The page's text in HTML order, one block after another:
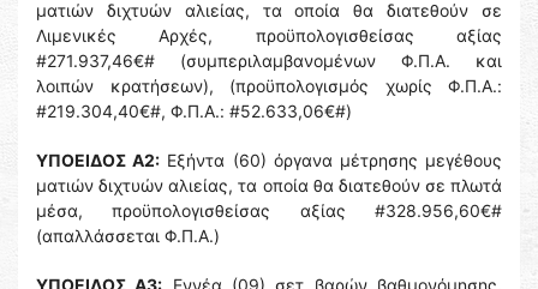
ματιών διχτυών αλιείας, τα οποία θα διατεθούν σε
Λιμενικές Αρχές, προϋπολογισθείσας αξίας
#271.937,46€# (συμπεριλαμβανομένων Φ.Π.Α. και
λοιπών κρατήσεων), (προϋπολογισμός χωρίς Φ.Π.Α.:
#219.304,40€#, Φ.Π.Α.: #52.633,06€#)
ΥΠΟΕΙΔΟΣ Α2: Εξήντα (60) όργανα μέτρησης μεγέθους
ματιών διχτυών αλιείας, τα οποία θα διατεθούν σε πλωτά
μέσα, προϋπολογισθείσας αξίας #328.956,60€#
(απαλλάσσεται Φ.Π.Α.)
ΥΠΟΕΙΔΟΣ Α3: Εννέα (09) σετ βαρών βαθμονόμησης,